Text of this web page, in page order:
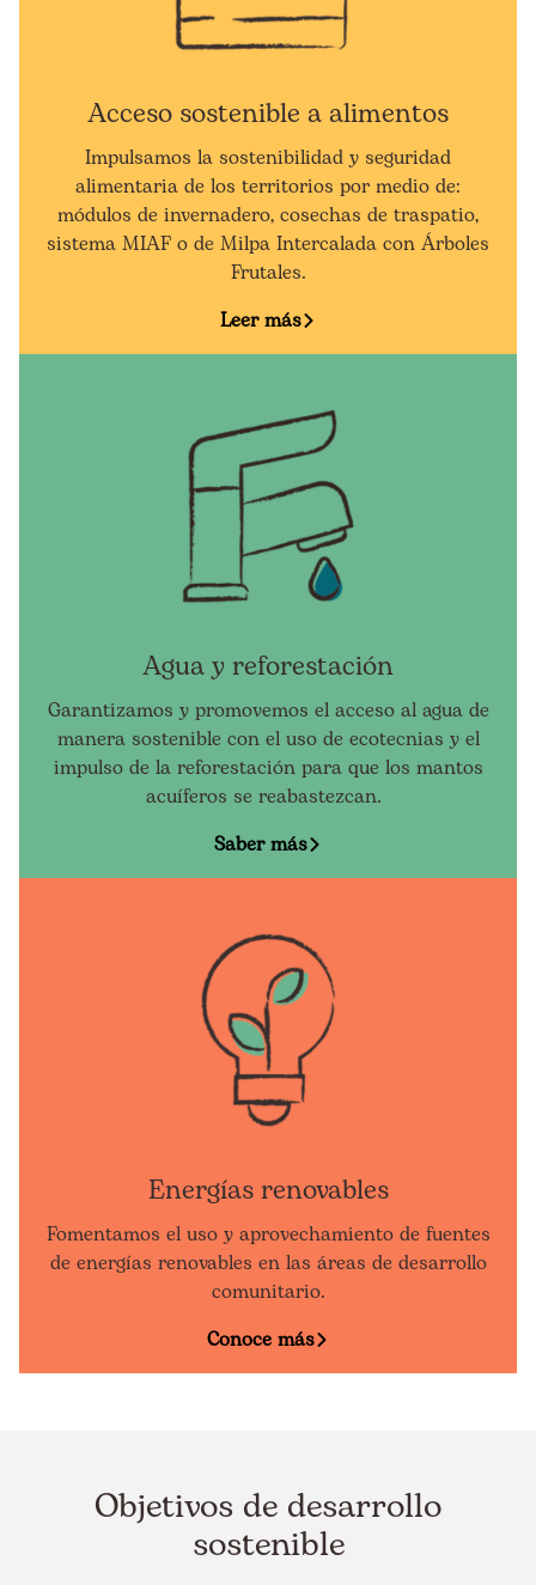
Acceso sostenible a alimentos
Impulsamos la sostenibilidad y seguridad
alimentaria de los territorios por medio de:
módulos de invernadero, cosechas de traspatio,
sistema MIAF o de Milpa Intercalada con Árboles
Frutales.
Leer más
Agua y reforestación
Garantizamos y promovemos el acceso al agua de
manera sostenible con el uso de ecotecnias y el
impulso de la reforestación para que los mantos
acuíferos se reabastezcan.
Saber más
Energías renovables
Fomentamos el uso y aprovechamiento de fuentes
de energías renovables en las áreas de desarrollo
comunitario.
Conoce más
Objetivos de desarrollo
sostenible